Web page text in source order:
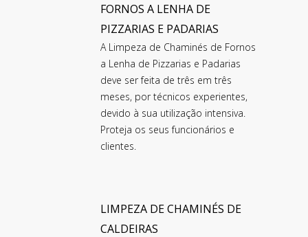
FORNOS A LENHA DE
PIZZARIAS E PADARIAS
A Limpeza de Chaminés de Fornos
a Lenha de Pizzarias e Padarias
deve ser feita de três em três
meses, por técnicos experientes,
devido à sua utilização intensiva.
Proteja os seus funcionários e
clientes.
LIMPEZA DE CHAMINÉS DE
CALDEIRAS